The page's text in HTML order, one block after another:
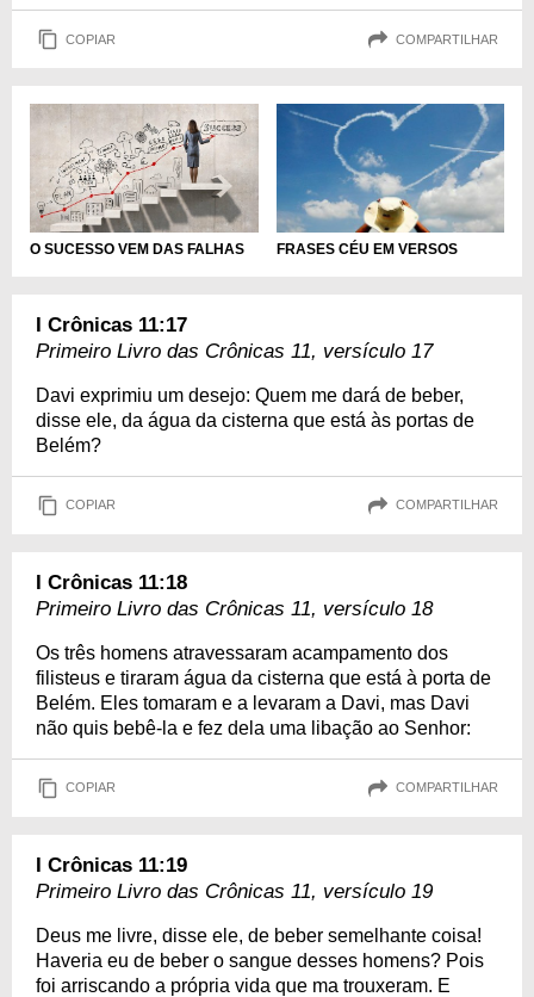
COPIAR COMPARTILHAR
O SUCESSO VEM DAS FALHAS FRASES CÉU EM VERSOS
I Crônicas 11:17
Primeiro Livro das Crônicas 11, versículo 17
Davi exprimiu um desejo: Quem me dará de beber,
disse ele, da água da cisterna que está às portas de
Belém?
COPIAR COMPARTILHAR
I Crônicas 11:18
Primeiro Livro das Crônicas 11, versículo 18
Os três homens atravessaram acampamento dos
filisteus e tiraram água da cisterna que está à porta de
Belém. Eles tomaram e a levaram a Davi, mas Davi
não quis bebê-la e fez dela uma libação ao Senhor:
COPIAR COMPARTILHAR
I Crônicas 11:19
Primeiro Livro das Crônicas 11, versículo 19
Deus me livre, disse ele, de beber semelhante coisa!
Haveria eu de beber o sangue desses homens? Pois
foi arriscando a própria vida que ma trouxeram. E